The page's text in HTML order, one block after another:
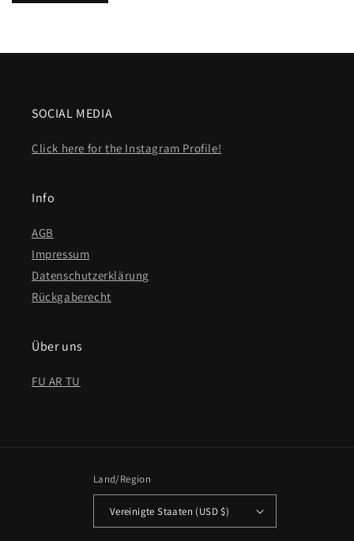
SOCIAL MEDIA
Click here for the Instagram Profile!
Info
AGB
Impressum
Datenschutzerklärung
Rückgaberecht
Über uns
FU AR TU
Land/Region
Vereinigte Staaten (USD $)